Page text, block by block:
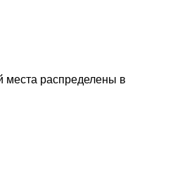
места распределены в